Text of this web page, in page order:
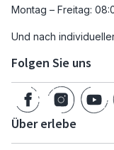
Montag – Freitag:
Und nach
Folgen Sie uns
Über erlebe